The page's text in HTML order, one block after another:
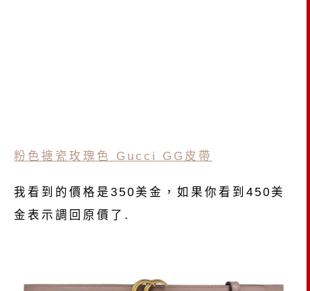
粉色搪瓷玫瑰色 Gucci GG皮帶
我看到的價格是350美金，如果你看到450美
金表示調回原價了.